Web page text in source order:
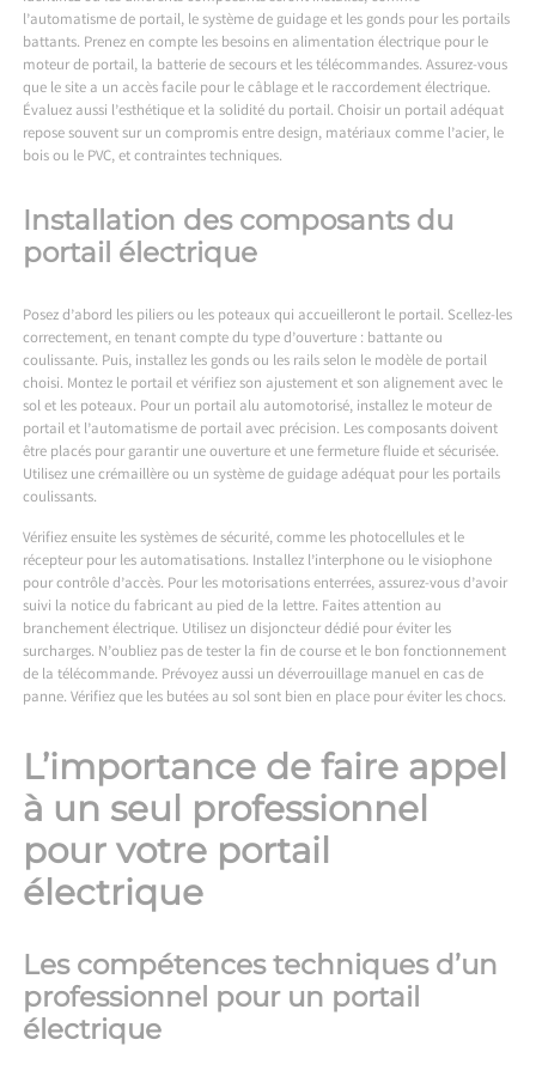
l’automatisme de portail, le système de guidage et les gonds pour les portails
battants. Prenez en compte les besoins en alimentation électrique pour le
moteur de portail, la batterie de secours et les télécommandes. Assurez-vous
que le site a un accès facile pour le câblage et le raccordement électrique.
Évaluez aussi l’esthétique et la solidité du portail. Choisir un portail adéquat
repose souvent sur un compromis entre design, matériaux comme l’acier, le
bois ou le PVC, et contraintes techniques.
Installation des composants du
portail électrique
Posez d’abord les piliers ou les poteaux qui accueilleront le portail. Scellez-les
correctement, en tenant compte du type d’ouverture : battante ou
coulissante. Puis, installez les gonds ou les rails selon le modèle de portail
choisi. Montez le portail et vérifiez son ajustement et son alignement avec le
sol et les poteaux. Pour un portail alu automotorisé, installez le moteur de
portail et l’automatisme de portail avec précision. Les composants doivent
être placés pour garantir une ouverture et une fermeture fluide et sécurisée.
Utilisez une crémaillère ou un système de guidage adéquat pour les portails
coulissants.
Vérifiez ensuite les systèmes de sécurité, comme les photocellules et le
récepteur pour les automatisations. Installez l’interphone ou le visiophone
pour contrôle d’accès. Pour les motorisations enterrées, assurez-vous d’avoir
suivi la notice du fabricant au pied de la lettre. Faites attention au
branchement électrique. Utilisez un disjoncteur dédié pour éviter les
surcharges. N’oubliez pas de tester la fin de course et le bon fonctionnement
de la télécommande. Prévoyez aussi un déverrouillage manuel en cas de
panne. Vérifiez que les butées au sol sont bien en place pour éviter les chocs.
L’importance de faire appel
à un seul professionnel
pour votre portail
électrique
Les compétences techniques d’un
professionnel pour un portail
électrique